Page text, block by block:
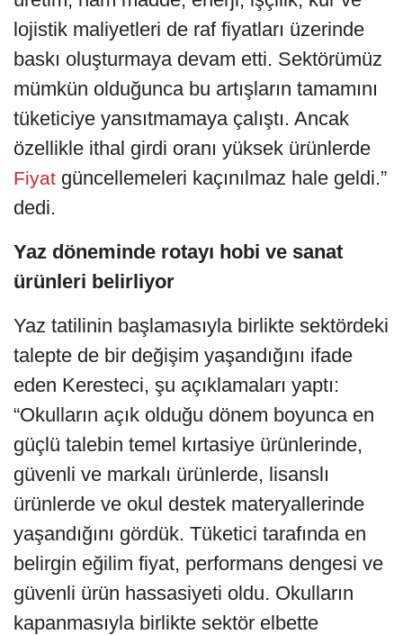
lojistik maliyetleri de raf fiyatları üzerinde
baskı oluşturmaya devam etti. Sektörümüz
mümkün olduğunca bu artışların tamamını
tüketiciye yansıtmamaya çalıştı. Ancak
özellikle ithal girdi oranı yüksek ürünlerde
Fiyat güncellemeleri kaçınılmaz hale geldi.”
dedi.
Yaz döneminde rotayı hobi ve sanat
ürünleri belirliyor
Yaz tatilinin başlamasıyla birlikte sektördeki
talepte de bir değişim yaşandığını ifade
eden Keresteci, şu açıklamaları yaptı:
“Okulların açık olduğu dönem boyunca en
güçlü talebin temel kırtasiye ürünlerinde,
güvenli ve markalı ürünlerde, lisanslı
ürünlerde ve okul destek materyallerinde
yaşandığını gördük. Tüketici tarafında en
belirgin eğilim fiyat, performans dengesi ve
güvenli ürün hassasiyeti oldu. Okulların
kapanmasıyla birlikte sektör elbette